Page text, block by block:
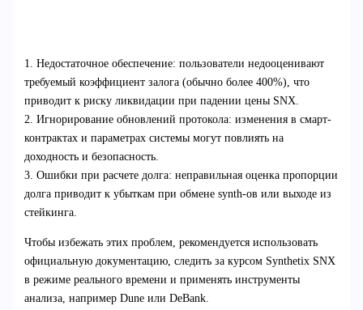
1. Недостаточное обеспечение: пользователи недооценивают
требуемый коэффициент залога (обычно более 400%), что
приводит к риску ликвидации при падении цены SNX.
2. Игнорирование обновлений протокола: изменения в смарт-
контрактах и параметрах системы могут повлиять на
доходность и безопасность.
3. Ошибки при расчете долга: неправильная оценка пропорции
долга приводит к убыткам при обмене synth-ов или выходе из
стейкинга.
Чтобы избежать этих проблем, рекомендуется использовать
официальную документацию, следить за курсом Synthetix SNX
в режиме реального времени и применять инструменты
анализа, например Dune или DeBank.